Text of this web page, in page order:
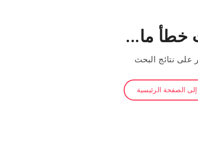
ما...
على نتائج البحث
الصفحة الرئيسية